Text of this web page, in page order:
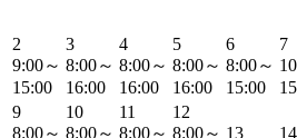
2
9:00～
15:00
3
8:00～
16:00
4
8:00～
16:00
5
8:00～
16:00
6
8:00～
15:00
7
9
8:00～
10
8:00～
11
8:00～
12
8:00～ 13 14